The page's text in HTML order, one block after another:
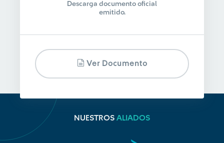
Descarga documento oficial
emitido.
Ver Documento
NUESTROS ALIADOS